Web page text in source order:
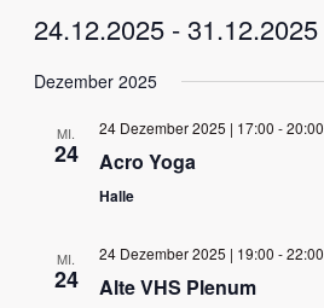
24.12.2025 - 31.12.2025
Dezember 2025
MI.
24
24 Dezember 2025 | 17:00 -20:00
Acro Yoga
Halle
MI.
24
24 Dezember 2025 | 19:00 -22:00
Alte VHS Plenum